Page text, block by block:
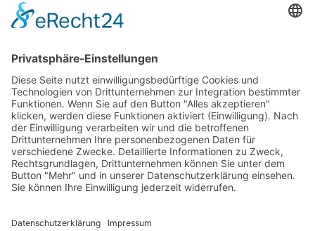
Verständnis für religiöses Gewissen
Vielfalt umzugehen. Es bleibt ein zentraler
Faktor für menschlicheMotivation und
Entscheidungsfindung und ist wesentlich für
eine friedliche Gesellschaft.
© 2026 Frank Hartung Ihr Mediator bei Konflikten in Familie,